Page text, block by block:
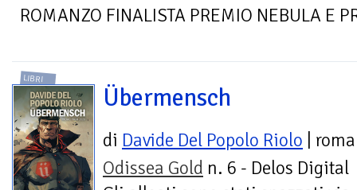
ROMANZO FINALISTA PREMIO NEBULA E
LIBRI
Übermensch
di Davide Del Popolo Riolo |
Odissea Gold n. 6 - Delos Digital